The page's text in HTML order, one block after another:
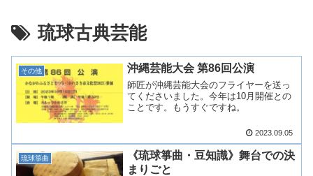
琉球古典芸能
その他 沖縄芸能大会 第86回公演
師匠が沖縄芸能大会のフライヤーを送っ
てくださいました。今年は10月開催との
ことです。もうすぐですね。
2023.09.05
琉球箏曲
《琉球箏曲・豆知識》舞台での決
まりごと